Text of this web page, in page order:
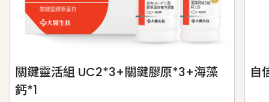
關鍵靈活組 UC2*3+關鍵膠原*3+海藻
鈣*1
自